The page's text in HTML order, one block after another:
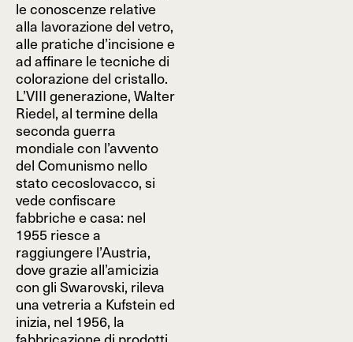
le conoscenze relative
alla lavorazione del vetro,
alle pratiche d’incisione e
ad affinare le tecniche di
colorazione del cristallo.
L’VIII generazione, Walter
Riedel, al termine della
seconda guerra
mondiale con l’avvento
del Comunismo nello
stato cecoslovacco, si
vede confiscare
fabbriche e casa: nel
1955 riesce a
raggiungere l’Austria,
dove grazie all’amicizia
con gli Swarovski, rileva
una vetreria a Kufstein ed
inizia, nel 1956, la